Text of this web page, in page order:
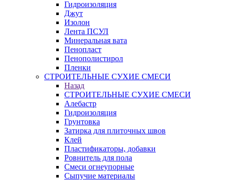
Гидроизоляция
Джут
Изолон
Лента ПСУЛ
Минеральная вата
Пенопласт
Пенополистирол
Пленки
СТРОИТЕЛЬНЫЕ СУХИЕ СМЕСИ
Назад
СТРОИТЕЛЬНЫЕ СУХИЕ СМЕСИ
Алебастр
Гидроизоляция
Грунтовка
Затирка для плиточных швов
Клей
Пластификаторы, добавки
Ровнитель для пола
Смеси огнеупорные
Сыпучие материалы